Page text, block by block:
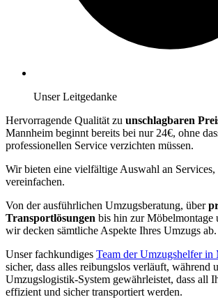
Unser Leitgedanke
Hervorragende Qualität zu unschlagbaren
Mannheim beginnt bereits bei nur 24€, ohne
professionellen Service verzichten müssen.
Wir bieten eine vielfältige Auswahl an
vereinfachen.
Von der ausführlichen Umzugsberatung, über
Transportlösungen bis hin zur Möbelmontage
wir decken sämtliche Aspekte Ihres Umzugs ab.
Unser fachkundiges Team der Umzugshelfer in
sicher, dass alles reibungslos verläuft, während
Umzugslogistik-System gewährleistet, dass all
effizient und sicher transportiert werden.